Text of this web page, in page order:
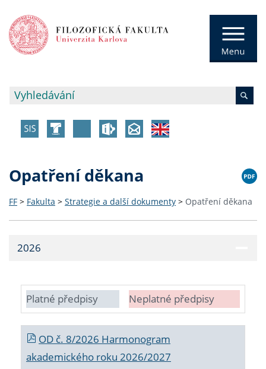
Opatření děkana
FF > Fakulta > Strategie a další dokumenty > Opatření děkana
2026
Platné předpisy Neplatné předpisy
OD č. 8/2026 Harmonogram
akademického roku 2026/2027